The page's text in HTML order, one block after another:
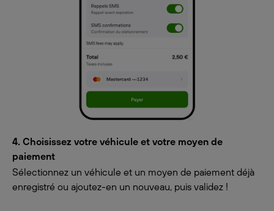
4. Choisissez votre véhicule et votre moyen de
paiement
Sélectionnez un véhicule et un moyen de paiement déjà
enregistré ou ajoutez-en un nouveau, puis validez !